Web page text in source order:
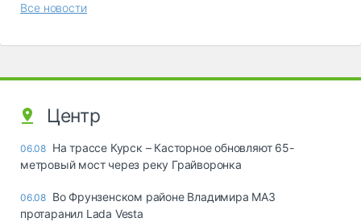
Все новости
Центр
06.08 На трассе Курск – Касторное обновляют 65-
метровый мост через реку Грайворонка
06.08 Во Фрунзенском районе Владимира МАЗ
протаранил Lada Vesta